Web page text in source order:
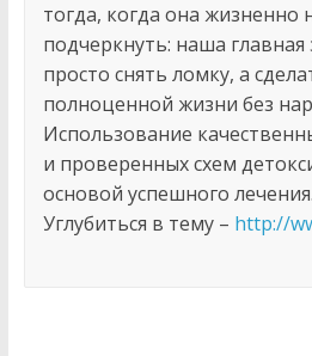
тогда, когда она жизненно
подчеркнуть: наша
просто снять ломку, а
полноценной жизни без
Использование
и проверенных схем
основой успешного лечения.
Углубиться в тему – http://